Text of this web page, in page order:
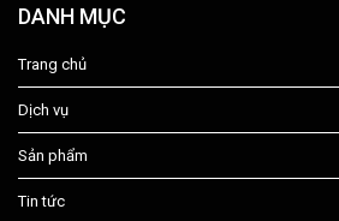
DANH MỤC
Trang chủ
Dịch vụ
Sản phẩm
Tin tức